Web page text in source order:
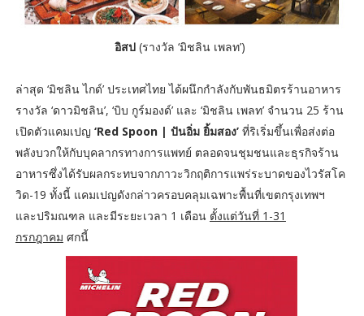
อิสป (รางวัล ‘มิชลิน เพลท’)
ล่าสุด ‘มิชลิน ไกด์’ ประเทศไทย ได้ผนึกกำลังกับพันธมิตรร้านอาหาร
รางวัล ‘ดาวมิชลิน’, ‘บิบ กูร์มองด์’ และ ‘มิชลิน เพลท’ จำนวน 25 ร้าน
เปิดตัวแคมเปญ ‘Red Spoon | ปันอิ่ม ยิ้มสอง’ ที่ริเริ่มขึ้นเพื่อส่งต่อ
พลังบวกให้กับบุคลากรทางการแพทย์ ตลอดจนชุมชนและธุรกิจร้าน
อาหารซึ่งได้รับผลกระทบจากภาวะวิกฤติการแพร่ระบาดของไวรัสโค
วิด-19 ทั้งนี้ แคมเปญดังกล่าวครอบคลุมเฉพาะพื้นที่เขตกรุงเทพฯ
และปริมณฑล และมีระยะเวลา 1 เดือน ตั้งแต่วันที่ 1-31
กรกฎาคม ศกนี้